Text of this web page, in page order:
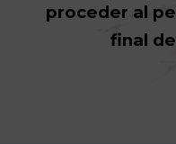
proceder al
final